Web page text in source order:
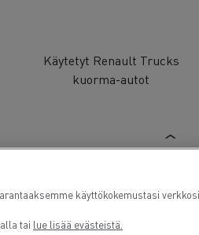
Käytetyt Renault Trucks
kuorma-autot
käyttökokemustasi
tai lue lisää evästeistä.